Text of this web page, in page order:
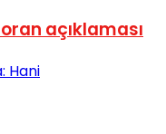
açıklaması